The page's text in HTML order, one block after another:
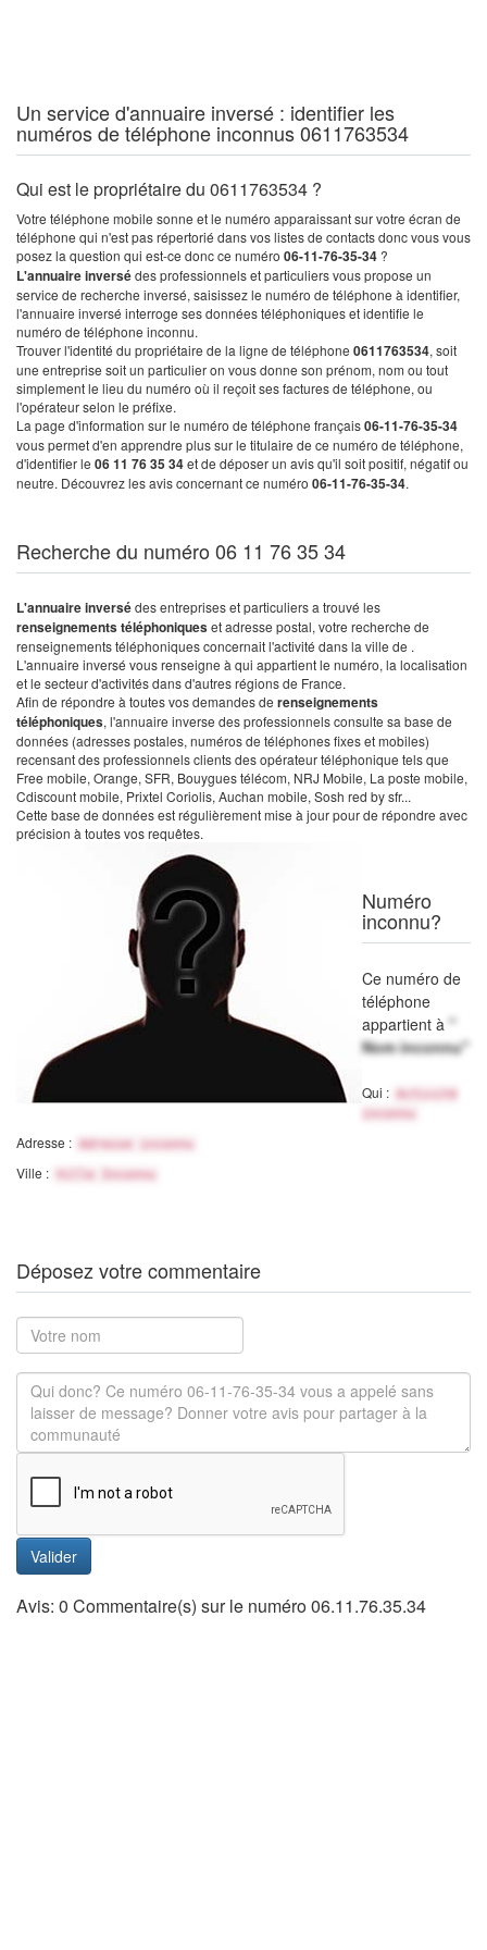
Un service d'annuaire inversé : identifier les
numéros de téléphone inconnus 0611763534
Qui est le propriétaire du 0611763534 ?
Votre téléphone mobile sonne et le numéro apparaissant sur votre écran de
téléphone qui n'est pas répertorié dans vos listes de contacts donc vous vous
posez la question qui est-ce donc ce numéro 06-11-76-35-34 ?
L'annuaire inversédes professionnels et particuliers vous propose un
service de recherche inversé, saisissez le numéro de téléphone à identifier,
l'annuaire inversé interroge ses données téléphoniques et identifie le
numéro de téléphone inconnu.
Trouver l'identité du propriétaire de la ligne de téléphone 0611763534, soit
une entreprise soit un particulier on vous donne son prénom, nom ou tout
simplement le lieu du numéro où il reçoit ses factures de téléphone, ou
l'opérateur selon le préfixe.
La page d'information sur le numéro de téléphone français06-11-76-35-34
vous permet d'en apprendre plus sur le titulaire de ce numéro de téléphone,
d'identifier le 06 11 76 35 34et de déposer un avis qu'il soit positif, négatif ou
neutre. Découvrez les avis concernant ce numéro 06-11-76-35-34.
Recherche du numéro 06 11 76 35 34
L'annuaire inversédes entreprises et particuliers a trouvé les
renseignements téléphoniqueset adresse postal, votre recherche de
renseignements téléphoniques concernait l'activité dans la ville de .
L'annuaire inversé vous renseigne à qui appartient le numéro, la localisation
et le secteur d'activités dans d'autres régions de France.
Afin de répondre à toutes vos demandes de renseignements
téléphoniques, l'annuaire inverse des professionnels consulte sa base de
données (adresses postales, numéros de téléphones fixes et mobiles)
recensant des professionnels clients des opérateur téléphonique tels que
Free mobile, Orange, SFR, Bouygues télécom, NRJ Mobile, La poste mobile,
Cdiscount mobile, Prixtel Coriolis, Auchan mobile, Sosh red by sfr...
Cette base de données est régulièrement mise à jour pour de répondre avec
précision à toutes vos requêtes.
Numéro
inconnu?
Ce numéro de
téléphone
appartient à "
Nom inconnu"
Qui :
Activité
inconnu
Adresse : Adresse inconnu
Ville : Ville Inconnu
Déposez votre commentaire
Valider
Avis: 0 Commentaire(s) sur le numéro 06.11.76.35.34